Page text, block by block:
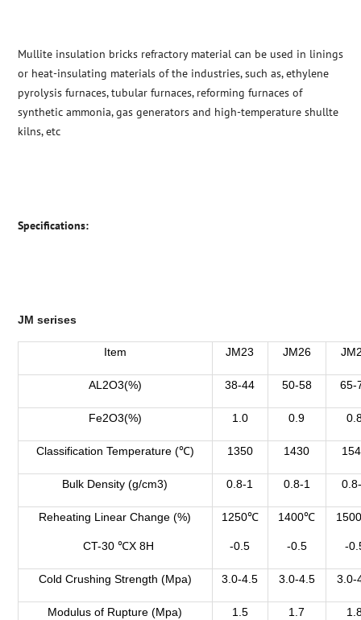
Mullite insulation bricks refractory material can be used in linings
or heat-insulating materials of the industries, such as, ethylene
pyrolysis furnaces, tubular furnaces, reforming furnaces of
synthetic ammonia, gas generators and high-temperature shullte
kilns, etc
Specifications:
JM serises
Item JM23 JM26
AL2O3(%) 38-44 50-58 65-
Fe2O3(%) 1.0 0.9
Classification Temperature (℃) 1350 1430
Bulk Density (g/cm3) 0.8-1 0.8-1
Reheating Linear Change (%)
CT-30 ℃X 8H
1250℃
-0.5
1400℃
-0.5 -
Cold Crushing Strength (Mpa) 3.0-4.5 3.0-4.5 3.0-
Modulus of Rupture (Mpa) 1.5 1.7